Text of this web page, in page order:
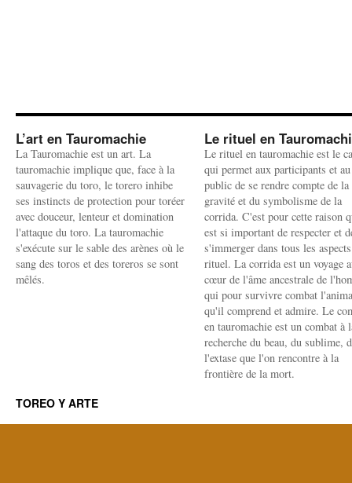
L’art en Tauromachie
La Tauromachie est un art. La
tauromachie implique que, face à la
sauvagerie du toro, le torero inhibe
ses instincts de protection pour toréer
avec douceur, lenteur et domination
l'attaque du toro. La tauromachie
s'exécute sur le sable des arènes où le
sang des toros et des toreros se sont
mêlés.
Le rituel en
Le rituel en tauromachie est le
qui permet aux participants et au
public de se rendre compte de la
gravité et du symbolisme de la
corrida. C'est pour cette raison
est si important de respecter et
s'immerger dans tous les
rituel. La corrida est un voyage
cœur de l'âme ancestrale de
qui pour survivre combat
qu'il comprend et admire. Le
en tauromachie est un combat à
recherche du beau, du sublime,
l'extase que l'on rencontre à la
frontière de la mort.
TOREO Y ARTE